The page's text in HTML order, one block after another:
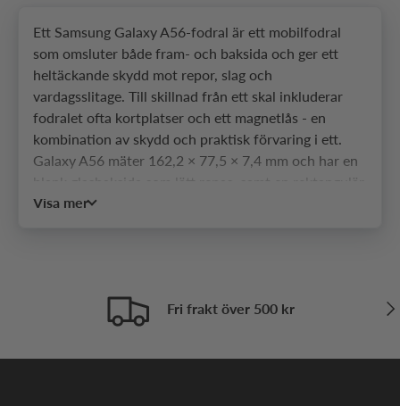
Ett Samsung Galaxy A56-fodral är ett mobilfodral
som omsluter både fram- och baksida och ger ett
heltäckande skydd mot repor, slag och
vardagsslitage. Till skillnad från ett skal inkluderar
fodralet ofta kortplatser och ett magnetlås - en
kombination av skydd och praktisk förvaring i ett.
Galaxy A56 mäter 162,2 × 77,5 × 7,4 mm och har en
kameramodul med tre linser som sticker ut från
Vilka typer av fodral passar
Visa mer
Fri frakt över 500 kr